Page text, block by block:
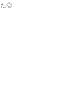
た◎